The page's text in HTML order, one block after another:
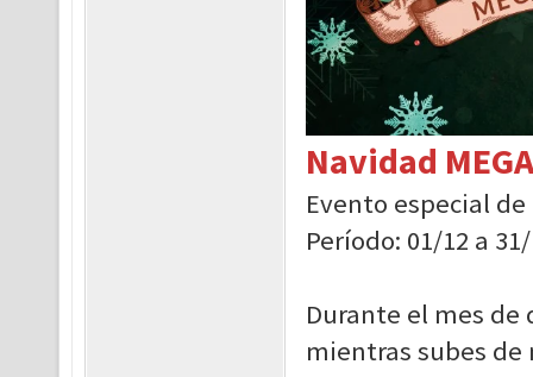
Navidad
Evento especial
Período: 01/12 a
Durante el mes de
mientras subes